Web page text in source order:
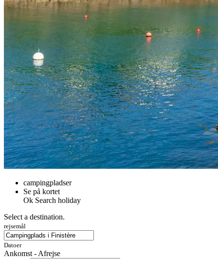
campingpladser
Se på kortet
Ok Search holiday
Select a destination.
rejsemål
Datoer
Ankomst - Afrejse